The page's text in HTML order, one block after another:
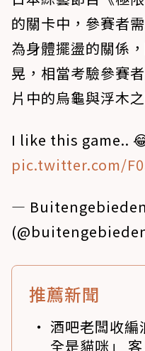
的關卡中，參賽者
為身體擺盪的關係
晃，相當考驗參賽
片中的烏龜與浮木
I like this game..
pic.twitter.com/
— Buitengebieden
推薦新聞
酒吧老闆收編
全是貓咪」